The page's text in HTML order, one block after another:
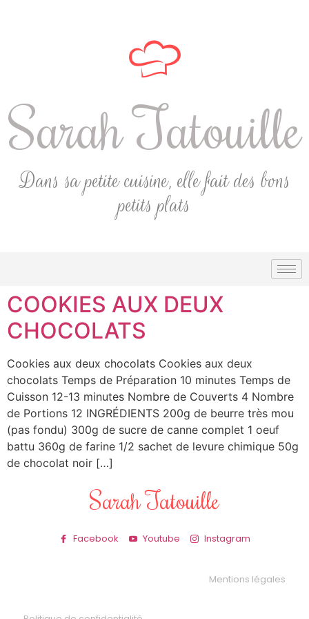
Sarah Tatouille
Dans sa petite cuisine, elle fait des bons
petits plats
COOKIES AUX DEUX
CHOCOLATS
Cookies aux deux chocolats Cookies aux deux
chocolats Temps de Préparation 10 minutes Temps de
Cuisson 12-13 minutes Nombre de Couverts 4 Nombre
de Portions 12 INGRÉDIENTS 200g de beurre très mou
(pas fondu) 300g de sucre de canne complet 1 oeuf
battu 360g de farine 1/2 sachet de levure chimique 50g
de chocolat noir […]
Sarah Tatouille
Facebook Youtube Instagram
Mentions légales